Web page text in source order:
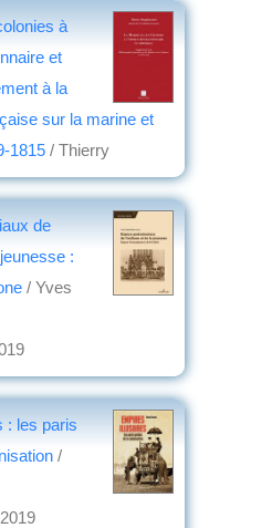
à
et
à la
sur la marine et
1815 / Thierry
de
:
/ Yves
: les paris
/